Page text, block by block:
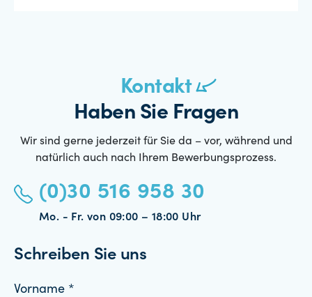
Kontakt
Haben Sie Fragen
Wir sind gerne jederzeit für Sie da – vor, während und
natürlich auch nach Ihrem Bewerbungsprozess.
(0)30 516 958 30
Mo. - Fr. von 09:00 – 18:00 Uhr
Schreiben Sie uns
Vorname *